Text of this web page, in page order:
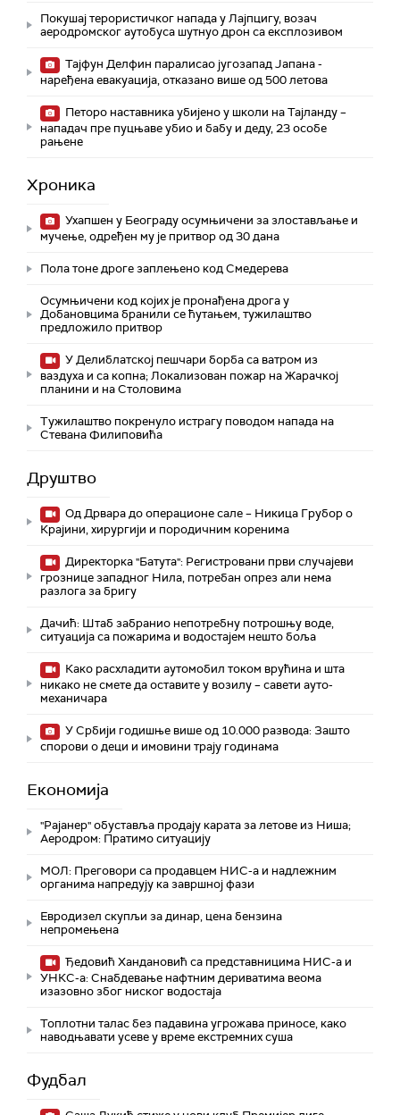
Покушај терористичког напада у Лајпцигу, возач
аеродромског аутобуса шутнуо дрон са експлозивом
Тајфун Делфин паралисао југозапад Јапана -
наређена евакуација, отказано више од 500 летова
Петоро наставника убијено у школи на Тајланду –
нападач пре пуцњаве убио и бабу и деду, 23 особе
рањене
Хроника
Ухапшен у Београду осумњичени за злостављање и
мучење, одређен му је притвор од 30 дана
Пола тоне дроге заплењено код Смедерева
Осумњичени код којих је пронађена дрога у
Добановцима бранили се ћутањем, тужилаштво
предложило притвор
У Делиблатској пешчари борба са ватром из
ваздуха и са копна; Локализован пожар на Жарачкој
планини и на Столовима
Тужилаштво покренуло истрагу поводом напада на
Стевана Филиповића
Друштво
Од Дрвара до операционе сале – Никица Грубор о
Крајини, хирургији и породичним коренима
Директорка "Батута": Регистровани први случајеви
грознице западног Нила, потребан опрез али нема
разлога за бригу
Дачић: Штаб забранио непотребну потрошњу воде,
ситуација са пожарима и водостајем нешто боља
Како расхладити аутомобил током врућина и шта
никако не смете да оставите у возилу – савети ауто-
механичара
У Србији годишње више од 10.000 развода: Зашто
спорови о деци и имовини трају годинама
Економија
"Рајанер" обуставља продају карата за летове из Ниша;
Аеродром: Пратимо ситуацију
МОЛ: Преговори са продавцем НИС-а и надлежним
органима напредују ка завршној фази
Евродизел скупљи за динар, цена бензина
непромењена
Ђедовић Хандановић са представницима НИС-а и
УНКС-а: Снабдевање нафтним дериватима веома
изазовно због ниског водостаја
Топлотни талас без падавина угрожава приносе, како
наводњавати усеве у време екстремних суша
Фудбал